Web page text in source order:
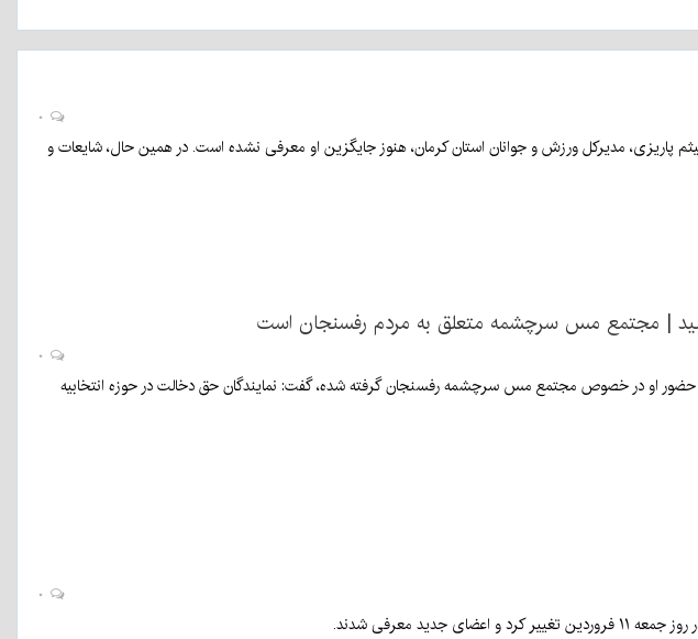
جدید و بیش از ۳ هفته از استعفای میثم پاریزی، مدیرکل ورزش و جوانان استان کرمان، هنوز جایگزین او معرفی نشده است. در همین حال، شایعات و
| مجتمع مس سرچشمه متعلق به مردم رفسنجان است
حضور او در خصوص مجتمع مس سرچشمه رفسنجان گرفته شده، گفت: نمایندگان حق دخالت در حوزه انتخابیه
معرفی شدند.